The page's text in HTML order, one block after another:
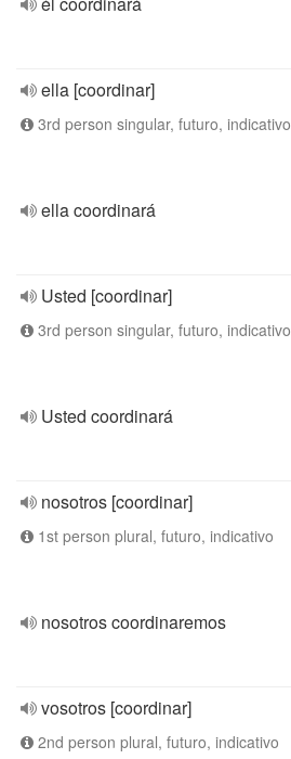
ella [coordinar]
3rd person singular, futuro, indicativo
ella coordinará
Usted [coordinar]
3rd person singular, futuro, indicativo
Usted coordinará
nosotros [coordinar]
1st person plural, futuro, indicativo
nosotros coordinaremos
vosotros [coordinar]
2nd person plural, futuro, indicativo